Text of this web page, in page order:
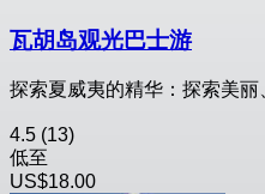
瓦胡岛观光巴士游
探索夏威夷的精华：探索美
4.5 (13)
低至
US$18.00